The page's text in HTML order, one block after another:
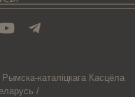
Рымска-каталіцкага Касцёла
/